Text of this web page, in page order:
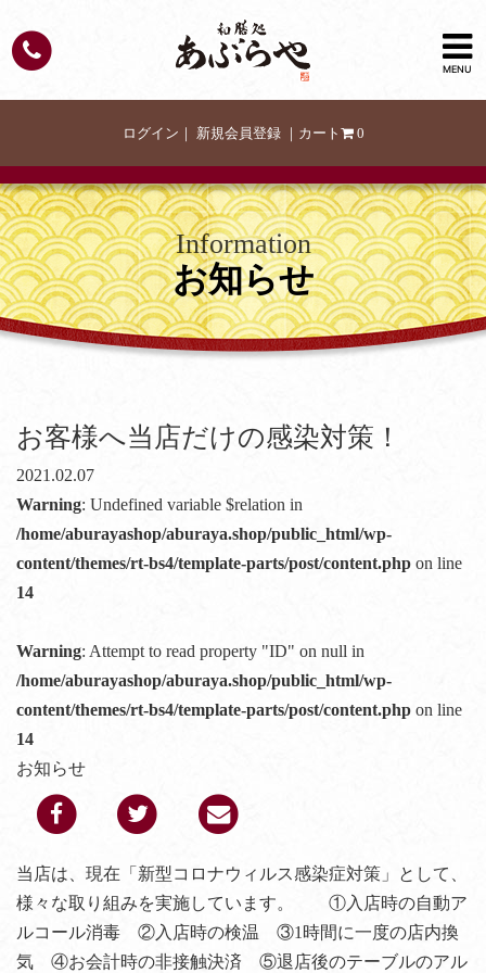
MENU
ログイン ｜ 新規会員登録｜ カート 0
Information
お知らせ
お客様へ当店だけの感染対策！
2021.02.07
Warning: Undefined variable $relation in
/home/aburayashop/aburaya.shop/public_html/wp-
content/themes/rt-bs4/template-parts/post/content.php on line
14
Warning: Attempt to read property "ID" on null in
/home/aburayashop/aburaya.shop/public_html/wp-
content/themes/rt-bs4/template-parts/post/content.php on line
14
お知らせ
当店は、現在「新型コロナウィルス感染症対策」として、
様々な取り組みを実施しています。 ①入店時の自動ア
ルコール消毒 ②入店時の検温 ③1時間に一度の店内換
気 ④お会計時の非接触決済 ⑤退店後のテーブルのアル